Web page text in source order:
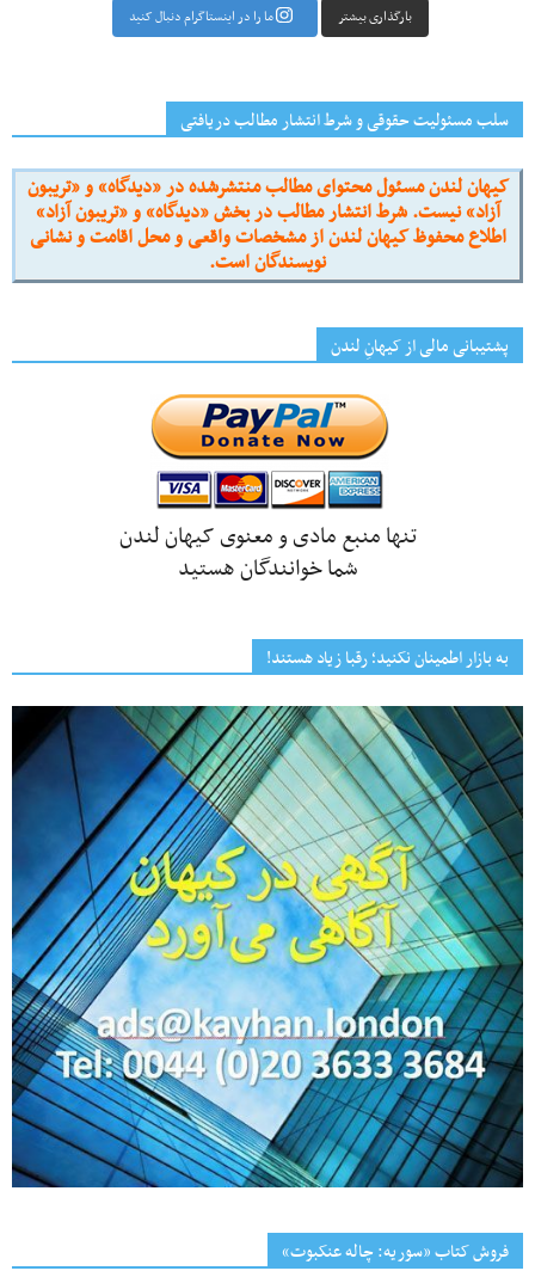
بارگذاری بیشتر ما را در اینستاگرام دنبال کنید
سلب مسئولیت حقوقی و شرط انتشار مطالب دریافتی
کیهان لندن مسئول محتوای مطالب منتشرشده در «دیدگاه» و «تریبون
آزاد» نیست. شرط انتشار مطالب در بخش «دیدگاه» و «تریبون آزاد»
اطلاع محفوظ کیهان لندن از مشخصات واقعی و محل اقامت و نشانی
نویسندگان است.
پشتیبانی مالی از کیهانِ لندن
تنها منبع مادی و معنوی کیهان لندن
شما خوانندگان هستید
به بازار اطمینان نکنید؛ رقبا زیاد هستند!
فروش کتاب «سوریه: چاله عنکبوت»